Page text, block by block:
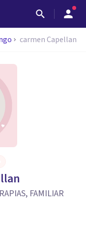
carmen Capellan
FAMILIAR